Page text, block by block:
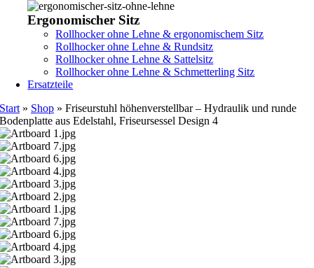
Ergonomischer Sitz
Rollhocker ohne Lehne & ergonomischem Sitz
Rollhocker ohne Lehne & Rundsitz
Rollhocker ohne Lehne & Sattelsitz
Rollhocker ohne Lehne & Schmetterling Sitz
Ersatzteile
Start » Shop »Friseurstuhl höhenverstellbar – Hydraulik und runde
Bodenplatte aus Edelstahl, Friseursessel Design 4